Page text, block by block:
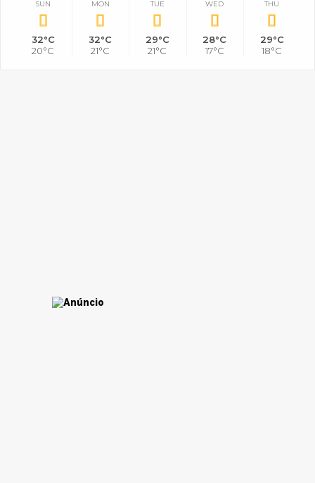
SUN
32°C
20°C
MON
32°C
21°C
TUE
29°C
21°C
WED
28°C
17°C
THU
29°C
18°C